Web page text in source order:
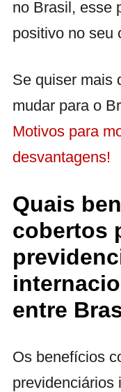
no Brasil, esse
positivo no seu
Se quiser mais
mudar para o
Motivos para
desvantagens!
Quais
cobertos
entre
Os benefícios
previdenciários